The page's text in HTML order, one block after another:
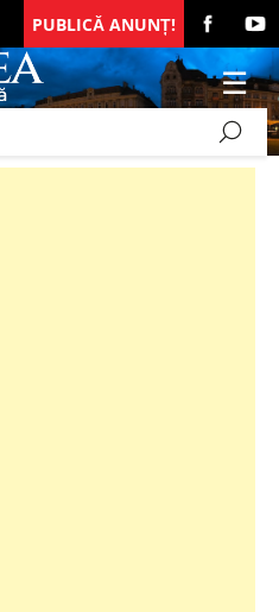
PUBLICĂ ANUNȚ!